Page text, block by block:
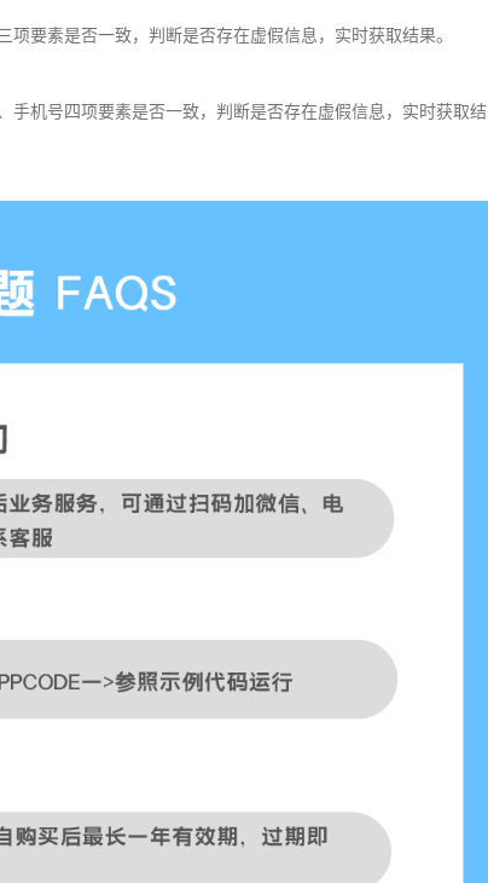
项要素是否一致，判断是否存在虚假信息，实时获取结果。
手机号四项要素是否一致，判断是否存在虚假信息，实时获取结